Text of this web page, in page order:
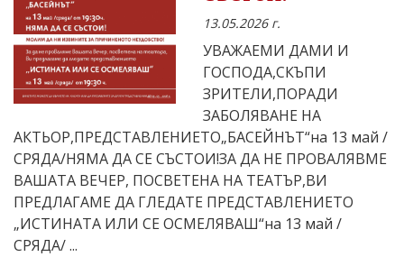
13.05.2026 г.
УВАЖАЕМИ ДАМИ И
ГОСПОДА,СКЪПИ
ЗРИТЕЛИ,ПОРАДИ
ЗАБОЛЯВАНЕ НА
АКТЬОР,ПРЕДСТАВЛЕНИЕТО„БАСЕЙНЪТ“на 13 май /
СРЯДА/НЯМА ДА СЕ СЪСТОИ!ЗА ДА НЕ ПРОВАЛЯВМЕ
ВАШАТА ВЕЧЕР, ПОСВЕТЕНА НА ТЕАТЪР,ВИ
ПРЕДЛАГАМЕ ДА ГЛЕДАТЕ ПРЕДСТАВЛЕНИЕТО
„ИСТИНАТА ИЛИ СЕ ОСМЕЛЯВАШ“на 13 май /
СРЯДА/ ...